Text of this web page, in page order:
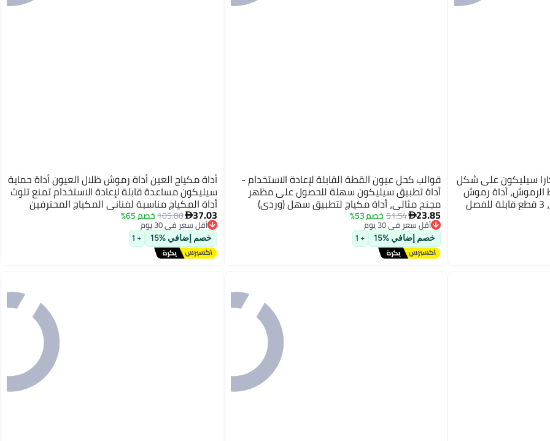
سيليكون على شكل
الرموش، أداة رموش
قوالب كحل عيون القطة القابلة لإعادة الاستخدام -
أداة تطبيق سيليكون سهلة للحصول على مظهر
مجنح مثالي، أداة مكياج لتطبيق سهل (وردي)
23.85
51.54خصم 53% أقل سعر في 30 يوم
توصيل مجاني
أقل سعر في 30 يوم
خصم إضافي %15 + 1
أداة مكياج العين أداة رموش ظلال العيون أداة حماية
سيليكون مساعدة قابلة لإعادة الاستخدام تمنع تلوث
أداة المكياج مناسبة لفناني المكياج المحترفين
والمبتدئين 7 قطع
37.03
105.80خصم 65% أقل سعر في 30 يوم
توصيل مجاني
أقل سعر في 30 يوم
خصم إضافي %15 + 1